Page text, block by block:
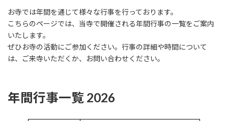
お寺では年間を通じて様々な行事を行っております。
こちらのページでは、当寺で開催される年間行事の一覧をご案内
いたします。
ぜひお寺の活動にご参加ください。行事の詳細や時間について
は、ご来寺いただくか、お問い合わせください。
年間行事一覧 2026